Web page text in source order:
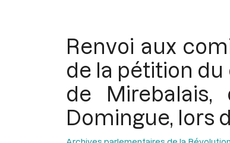
Renvoi aux
de la pétition
de
Domingue, lors